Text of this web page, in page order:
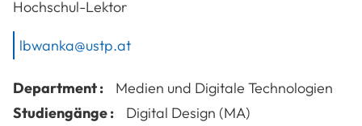
Hochschul-Lektor
lbwanka@ustp.at
Department :
Medien und Digitale Technologien
Studiengänge :
Digital Design (MA)